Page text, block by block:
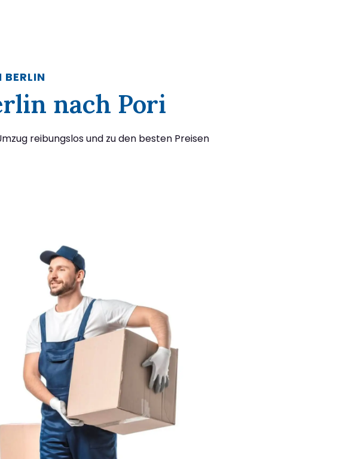
BERLIN
nach Pori
reibungslos und zu den besten Preisen